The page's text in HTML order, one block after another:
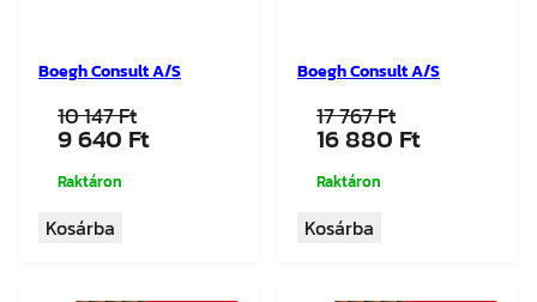
Boegh Consult A/S
10 147Ft
Original
was:
147 Ft.
9 640 FtCurrent
Raktáron
Kosárba
Boegh Consult A/S
17 767Ft
Original
was:
767 Ft.
16 880 FtCurrent
Raktáron
Kosárba